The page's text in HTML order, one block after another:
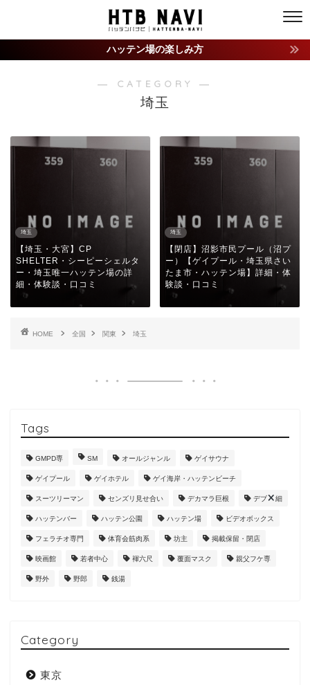
ハッテン場の楽しみ方
― CATEGORY ―
埼玉
埼玉
【埼玉・大宮】CP
SHELTER・シーピーシェルタ
ー・埼玉唯一ハッテン場の詳
細・体験談・口コミ
埼玉
【閉店】沼影市民プール（沼プ
ー）【ゲイプール・埼玉県さい
たま市・ハッテン場】詳細・体
験談・口コミ
HOME 全国 関東 埼玉
Tags
GMPD専 SM オールジャンル ゲイサウナ
ゲイプール ゲイホテル ゲイ海岸・ハッテンビーチ
スーツリーマン センズリ見せ合い デカマラ巨根 デブ 細
ハッテンバー ハッテン公園 ハッテン場 ビデオボックス
フェラチオ専門 体育会筋肉系 坊主 掲載保留・閉店
映画館 若者中心 褌六尺 覆面マスク 親父フケ専
野外 野郎 銭湯
Category
東京